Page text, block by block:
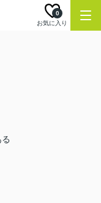
お気に入り
0